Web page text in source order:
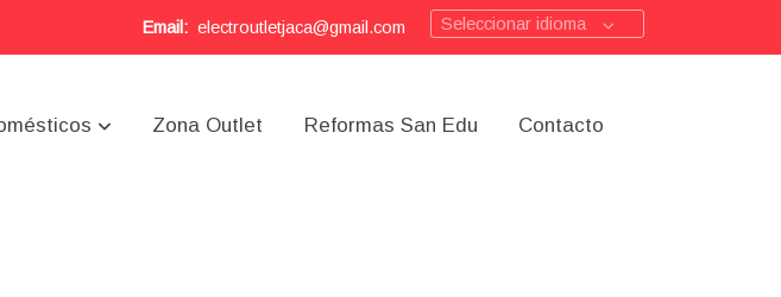
Email: electroutletjaca@gmail.com Seleccionar idioma
Zona Outlet Reformas San Edu Contacto